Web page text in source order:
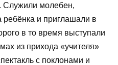
Служили молебен,
ребёнка и приглашали в
в то время выступали
из прихода «учителя»
с поклонами и